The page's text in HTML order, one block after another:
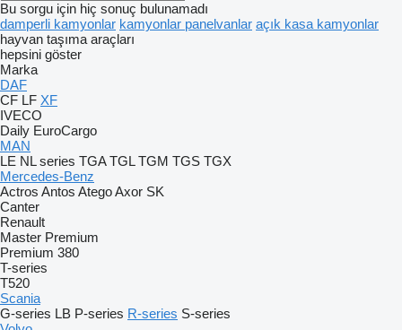
Bu sorgu için hiç sonuç bulunamadı
damperli kamyonlar kamyonlar panelvanlar açık kasa kamyonlar
hayvan taşıma araçları
hepsini göster
Marka
DAF
CF LF XF
IVECO
Daily EuroCargo
MAN
LE NL series TGA TGL TGM TGS TGX
Mercedes-Benz
Actros Antos AtegoAxor SK
Canter
Renault
Master Premium
Premium 380
T-series
T520
Scania
G-series LB P-series R-series S-series